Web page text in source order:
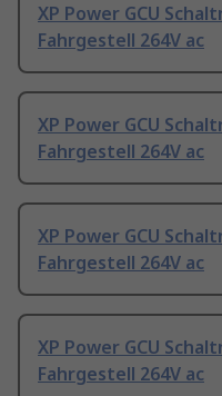
XP Power GCU
Fahrgestell 264V ac
XP Power GCU
Fahrgestell 264V ac
XP Power GCU
Fahrgestell 264V ac
XP Power GCU
Fahrgestell 264V ac